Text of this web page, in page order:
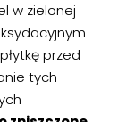
w zielonej
przed
tych